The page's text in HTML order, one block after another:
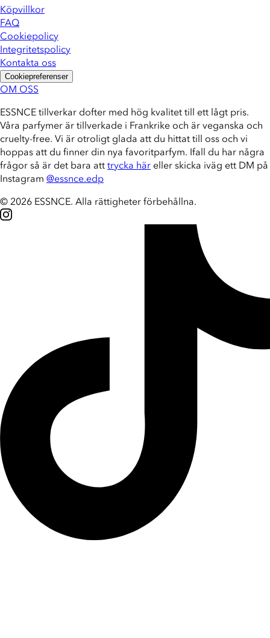
Köpvillkor
FAQ
Cookiepolicy
Integritetspolicy
Kontakta oss
Cookiepreferenser
OM OSS
ESSNCE tillverkar dofter med hög kvalitet till ett lågt pris.
Våra parfymer är tillverkade i Frankrike och är veganska och
cruelty-free. Vi är otroligt glada att du hittat till oss och vi
hoppas att du finner din nya favoritparfym. Ifall du har några
frågor så är det bara atttrycka här eller skicka iväg ett DM på
Instagram @essnce.edp
© 2026 ESSNCE. Alla rättigheter förbehållna.